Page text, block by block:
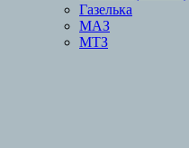
Газелька
МАЗ
МТЗ